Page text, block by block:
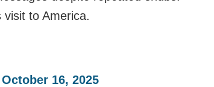
visit to America.
October 16, 2025